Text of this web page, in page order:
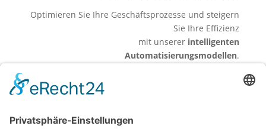
Optimieren Sie Ihre Geschäftsprozesse und steigern
Sie Ihre Effizienz
mit unserer intelligenten
Automatisierungsmodellen.
wie wir Ihre Abläufe messbar verbessern können.
Jetzt Kontakt aufnehmen